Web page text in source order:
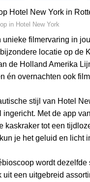
in Hotel New York
unieke filmervaring in
locatie op de
de Holland Amerika
én overnachten ook
stijl van Hotel
ingericht. Met de app
kaskraker tot een
je het geluid en licht
wordt
uit een uitgebreid